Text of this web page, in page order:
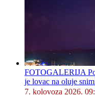
FOTOGALERIJA
je lovac na oluje
7. kolovoza 2026.